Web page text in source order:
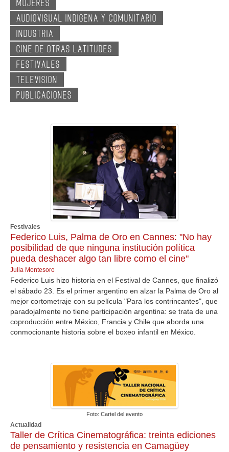
GALERIA
MUJERES
AUDIOVISUAL INDIGENA Y COMUNITARIO
INDUSTRIA
CINE DE OTRAS LATITUDES
FESTIVALES
TELEVISION
PUBLICACIONES
Festivales
Federico Luis, Palma de Oro en Cannes: "No hay
posibilidad de que ninguna institución política
pueda deshacer algo tan libre como el cine"
Julia Montesoro
Federico Luis hizo historia en el Festival de Cannes, que finalizó
el sábado 23. Es el primer argentino en alzar la Palma de Oro al
mejor cortometraje con su película "Para los contrincantes", que
paradojalmente no tiene participación argentina: se trata de una
coproducción entre México, Francia y Chile que aborda una
conmocionante historia sobre el boxeo infantil en México.
Foto: Cartel del evento
Actualidad
Taller de Crítica Cinematográfica: treinta ediciones
de pensamiento y resistencia en Camagüey